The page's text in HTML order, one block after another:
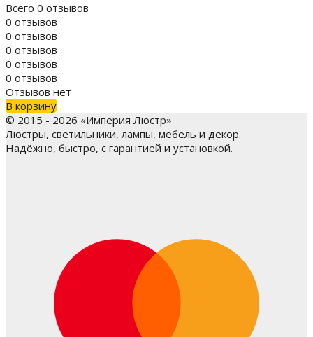
Всего 0 отзывов
0 отзывов
0 отзывов
0 отзывов
0 отзывов
0 отзывов
Отзывов нет
В корзину
© 2015 - 2026 «Империя Люстр»
Люстры, светильники, лампы, мебель и декор.
Надёжно, быстро, с гарантией и установкой.